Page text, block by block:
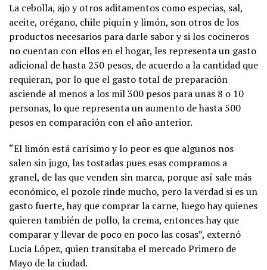
La cebolla, ajo y otros aditamentos como especias, sal,
aceite, orégano, chile piquín y limón, son otros de los
productos necesarios para darle sabor y si los cocineros
no cuentan con ellos en el hogar, les representa un gasto
adicional de hasta 250 pesos, de acuerdo a la cantidad que
requieran, por lo que el gasto total de preparación
asciende al menos a los mil 300 pesos para unas 8 o 10
personas, lo que representa un aumento de hasta 500
pesos en comparación con el año anterior.
“El limón está carísimo y lo peor es que algunos nos
salen sin jugo, las tostadas pues esas compramos a
granel, de las que venden sin marca, porque así sale más
económico, el pozole rinde mucho, pero la verdad si es un
gasto fuerte, hay que comprar la carne, luego hay quienes
quieren también de pollo, la crema, entonces hay que
comparar y llevar de poco en poco las cosas”, externó
Lucia López, quien transitaba el mercado Primero de
Mayo de la ciudad.